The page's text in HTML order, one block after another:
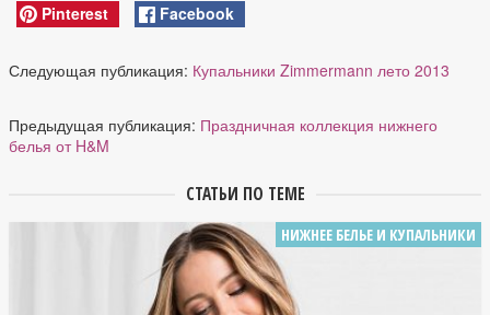
Pinterest Facebook
Следующая публикация: Купальники Zimmermann лето 2013
Предыдущая публикация: Праздничная коллекция нижнего
белья от H&M
СТАТЬИ ПО ТЕМЕ
НИЖНЕЕ БЕЛЬЕ И КУПАЛЬНИКИ